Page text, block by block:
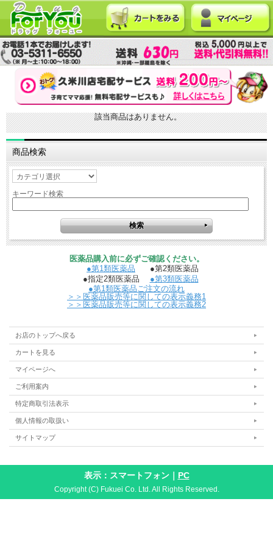
該当商品はありません。
商品検索
キーワード検索
医薬品購入前に必ずご確認ください。
●第1類医薬品
●第2類医薬品
●指定2類医薬品
●第3類医薬品
●第1類医薬品ご注文の流れ
＞＞医薬品販売等に関しての表示義務1
＞＞医薬品販売等に関しての表示義務2
お店のトップへ戻る
カートを見る
マイページへ
ご利用案内
特定商取引法表示
個人情報の取扱い
サイトマップ
表示：スマートフォン｜ PC
Copyright (C) Fukuei Co. Ltd. All Rights Reserved.